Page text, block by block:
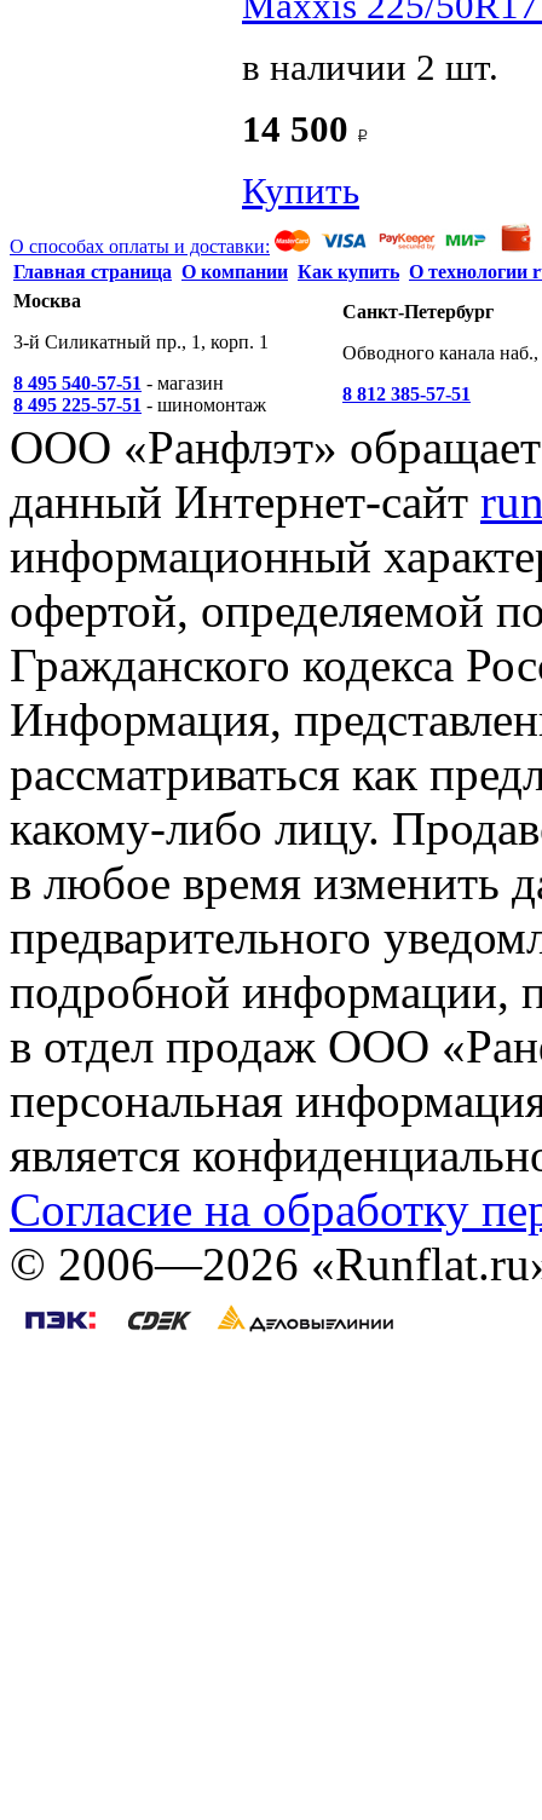
в наличии 2 шт.
14 500
Купить
О способах оплаты и доставки:
Главная страница О компании Как купить О технологии
Москва
3-й Силикатный пр., 1, корп. 1
8 495 540-57-51 - магазин
8 495 225-57-51 - шиномонтаж
Санкт-Петербург
Обводного канала
8 812 385-57-51
ООО «Ранфлэт»
данный Интернет-сайт
информационный
офертой, определяемой
Гражданского кодекса
Информация,
рассматриваться как
какому-либо лицу.
в любое время изменить
предварительного
подробной информации,
в отдел продаж ООО
персональная
является
Согласие на обработку
© 2006—2026